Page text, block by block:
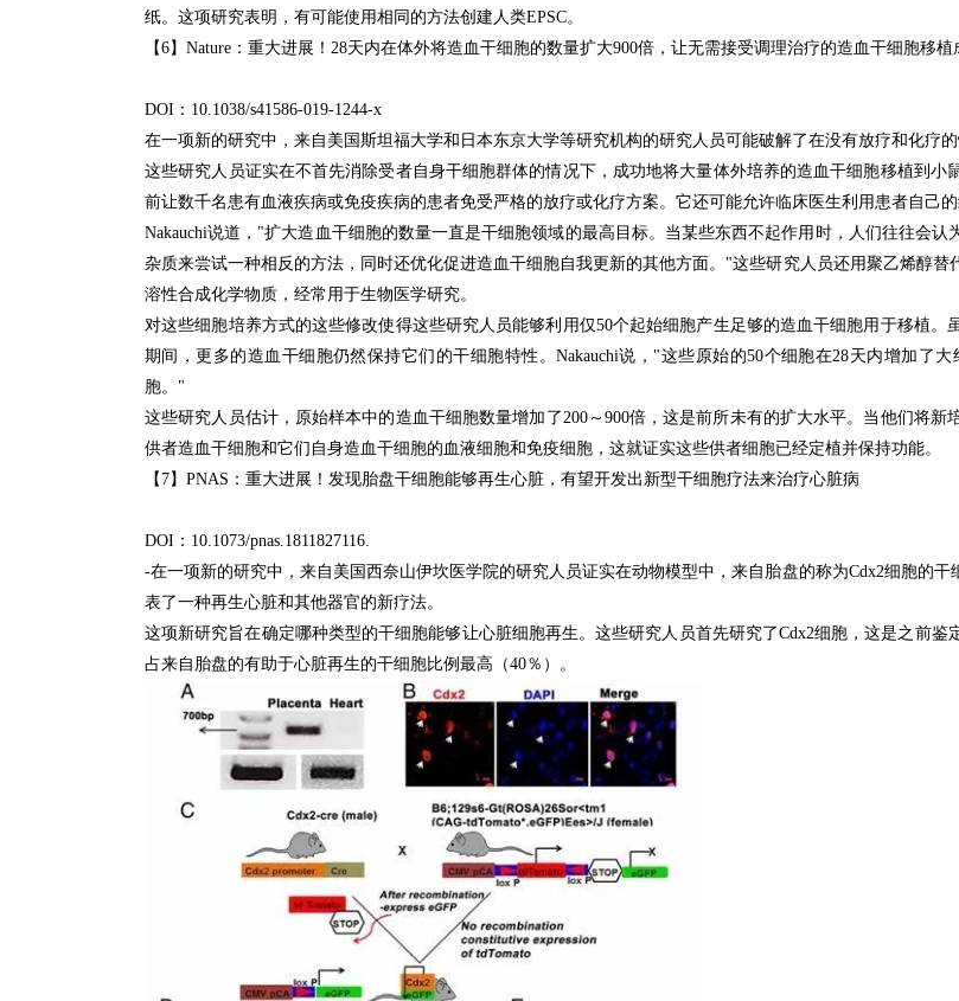
纸。 这项研究表明，有可能使用相同的方法创建人类EPSC。
【6】Nature： 重大进展！ 28天内在体外将造血干细胞的数量扩大900倍，让无需接受调理治疗的造血干细胞移植
DOI： 10.1038/s41586-019-1244-x
在一项新的研究中，来自美国斯坦福大学和日本东京大学等研究机构的研究人员可能破解了在没有放疗和化疗
这些研究人员证实在不首先消除受者自身干细胞群体的情况下，成功地将大量体外培养的造血干细胞移植到小
前让数千名患有血液疾病或免疫疾病的患者免受严格的放疗或化疗方案。 它还可能允许临床医生利用患者自己
Nakauchi说道，"扩大造血干细胞的数量一直是干细胞领域的最高目标。 当某些东西不起作用时，人们往往会认
杂质来尝试一种相反的方法，同时还优化促进造血干细胞自我更新的其他方面。 "这些研究人员还用聚乙烯醇替
溶性合成化学物质，经常用于生物医学研究。
对这些细胞培养方式的这些修改使得这些研究人员能够利用仅50个起始细胞产生足够的造血干细胞用于移植。
期间，更多的造血干细胞仍然保持它们的干细胞特性。 Nakauchi说，"这些原始的50个细胞在28天内增加了大
胞。 "
这些研究人员估计，原始样本中的造血干细胞数量增加了200～900倍，这是前所未有的扩大水平。 当他们将新
供者造血干细胞和它们自身造血干细胞的血液细胞和免疫细胞，这就证实这些供者细胞已经定植并保持功能。
【7】PNAS： 重大进展！ 发现胎盘干细胞能够再生心脏，有望开发出新型干细胞疗法来治疗心脏病
DOI： 10.1073/pnas.1811827116.
-在一项新的研究中，来自美国西奈山伊坎医学院的研究人员证实在动物模型中，来自胎盘的称为Cdx2细胞的干
表了一种再生心脏和其他器官的新疗法。
这项新研究旨在确定哪种类型的干细胞能够让心脏细胞再生。这些研究人员首先研究了Cdx2细胞，这是之前
占来自胎盘的有助于心脏再生的干细胞比例最高（40％）。